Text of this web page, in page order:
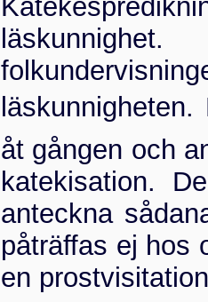
läskunnigheten.
åt gången och
katekisation.
anteckna
påträffas ej hos
en